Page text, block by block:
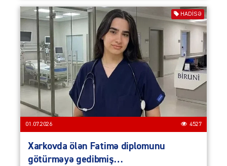
HADISƏ
01.07.2026 4527
Xarkovda ölən Fatimə diplomunu
götürməyə gedibmiş…